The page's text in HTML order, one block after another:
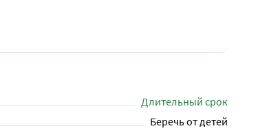
Длительный срок
Беречь от детей